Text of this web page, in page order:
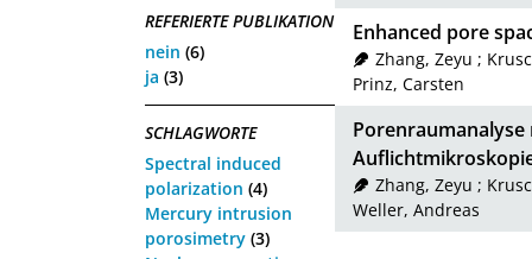
REFERIERTE PUBLIKATION
nein (6)
ja (3)
SCHLAGWORTE
Spectral induced
polarization (4)
Mercury intrusion
porosimetry (3)
Enhanced pore
Zhang, Zeyu ;
Prinz, Carsten
Porenraumanalyse
Zhang, Zeyu ;
Weller, Andreas